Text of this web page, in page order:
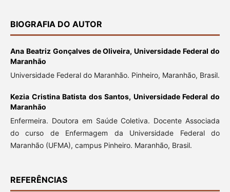
BIOGRAFIA DO AUTOR
Ana Beatriz Gonçalves de Oliveira,Universidade Federal do
Maranhão
Universidade Federal do Maranhão. Pinheiro, Maranhão, Brasil.
Kezia Cristina Batista dos Santos, Universidade Federal do
Maranhão
Enfermeira. Doutora em Saúde Coletiva. Docente Associada
do curso de Enfermagem da Universidade Federal do
Maranhão (UFMA), campus Pinheiro. Maranhão, Brasil.
REFERÊNCIAS